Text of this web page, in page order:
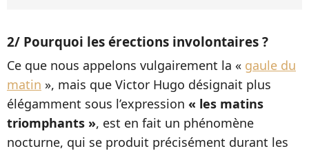
2/ Pourquoi les érections involontaires ?
Ce que nous appelons vulgairement la « gaule du
matin », mais que Victor Hugo désignait plus
élégamment sous l’expression « les matins
triomphants », est en fait un phénomène
nocturne, qui se produit précisément durant les